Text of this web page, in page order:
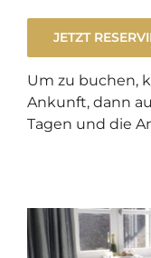
JETZT
.
Um zu buchen,
Ankunft, dann
Tagen und die